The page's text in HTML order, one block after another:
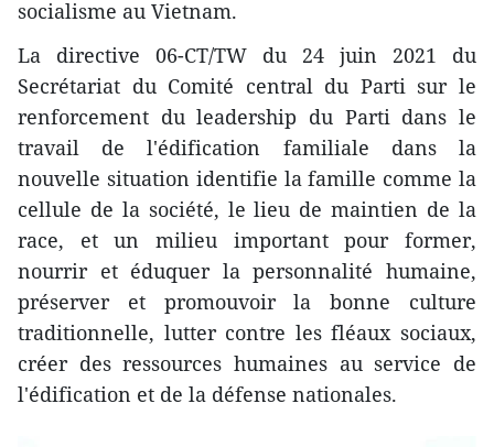
socialisme au Vietnam.
La directive 06-CT/TW du 24 juin 2021 du
Secrétariat du Comité central du Parti sur le
renforcement du leadership du Parti dans le
travail de l'édification familiale dans la
nouvelle situation identifie la famille comme la
cellule de la société, le lieu de maintien de la
race, et un milieu important pour former,
nourrir et éduquer la personnalité humaine,
préserver et promouvoir la bonne culture
traditionnelle, lutter contre les fléaux sociaux,
créer des ressources humaines au service de
l'édification et de la défense nationales.